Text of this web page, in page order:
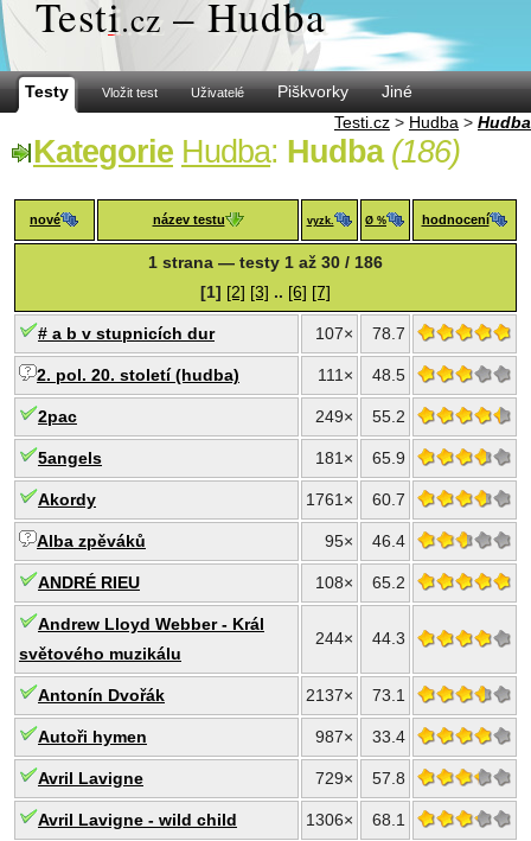
Testi.cz – Hudba
Testy Vložit test Uživatelé Piškvorky
Jiné
Testi.cz > Hudba > Hudba
Kategorie Hudba: Hudba (186)
nové název testu vyzk. Ø % hodnocení
1 strana — testy 1 až 30 / 186
[1] [2] [3] .. [6] [7]
# a b v stupnicích dur 107× 78.7
2. pol. 20. století (hudba) 111× 48.5
2pac 249× 55.2
5angels 181× 65.9
Akordy 1761× 60.7
Alba zpěváků 95× 46.4
ANDRÉ RIEU 108× 65.2
Andrew Lloyd Webber - Král
světového muzikálu
244× 44.3
Antonín Dvořák 2137× 73.1
Autoři hymen 987× 33.4
Avril Lavigne 729× 57.8
Avril Lavigne - wild child 1306× 68.1